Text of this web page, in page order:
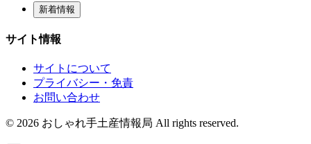
新着情報
サイト情報
サイトについて
プライバシー・免責
お問い合わせ
© 2026 おしゃれ手土産情報局 All rights reserved.